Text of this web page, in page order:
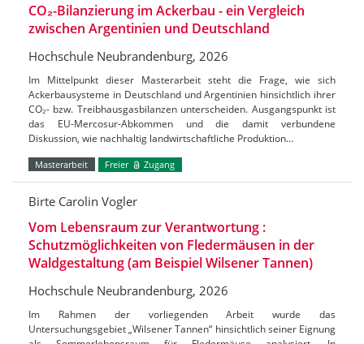
CO₂-Bilanzierung im Ackerbau - ein Vergleich
zwischen Argentinien und Deutschland
Hochschule Neubrandenburg, 2026
Im Mittelpunkt dieser Masterarbeit steht die Frage, wie sich
Ackerbausysteme in Deutschland und Argentinien hinsichtlich ihrer
CO₂- bzw. Treibhausgasbilanzen unterscheiden. Ausgangspunkt ist
das EU-Mercosur-Abkommen und die damit verbundene
Diskussion, wie nachhaltig landwirtschaftliche Produktion…
Masterarbeit Freier Zugang
Birte Carolin Vogler
Vom Lebensraum zur Verantwortung :
Schutzmöglichkeiten von Fledermäusen in der
Waldgestaltung (am Beispiel Wilsener Tannen)
Hochschule Neubrandenburg, 2026
Im Rahmen der vorliegenden Arbeit wurde das
Untersuchungsgebiet „Wilsener Tannen“ hinsichtlich seiner Eignung